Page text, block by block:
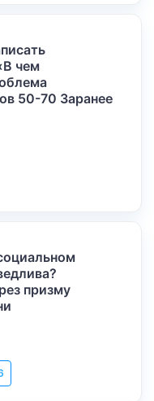
чем
50-70 Заранее
призму